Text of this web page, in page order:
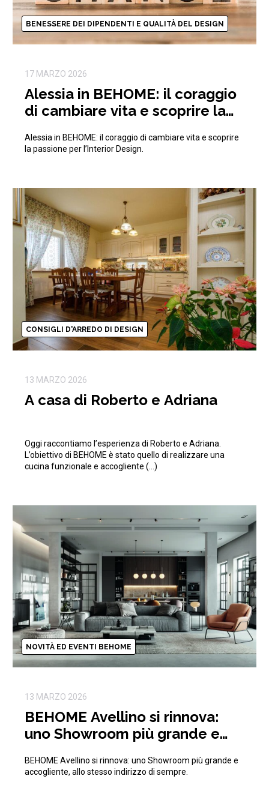
BENESSERE DEI DIPENDENTI E QUALITÀ DEL DESIGN
17 MARZO 2026
Alessia in BEHOME: il coraggio
di cambiare vita e scoprire la
Alessia in BEHOME: il coraggio di cambiare vita e scoprire
la passione per l’Interior Design.
CONSIGLI D'ARREDO DI DESIGN
13 MARZO 2026
A casa di Roberto e Adriana
Oggi raccontiamo l’esperienza di Roberto e Adriana.
L’obiettivo di BEHOME è stato quello di realizzare una
cucina funzionale e accogliente (…)
NOVITÀ ED EVENTI BEHOME
13 MARZO 2026
BEHOME Avellino si rinnova:
uno Showroom più grande e
indirizzo di sempre.
BEHOME Avellino si rinnova: uno Showroom più grande e
accogliente, allo stesso indirizzo di sempre.